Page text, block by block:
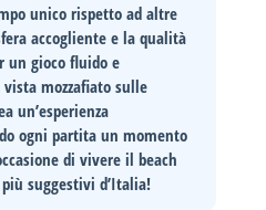
unico rispetto ad altre
accogliente e laqualità
un gioco fluido e
mozzafiato sulle
un’esperienza
ogni partita un momento
di vivere ilbeach
suggestivi d’Italia!